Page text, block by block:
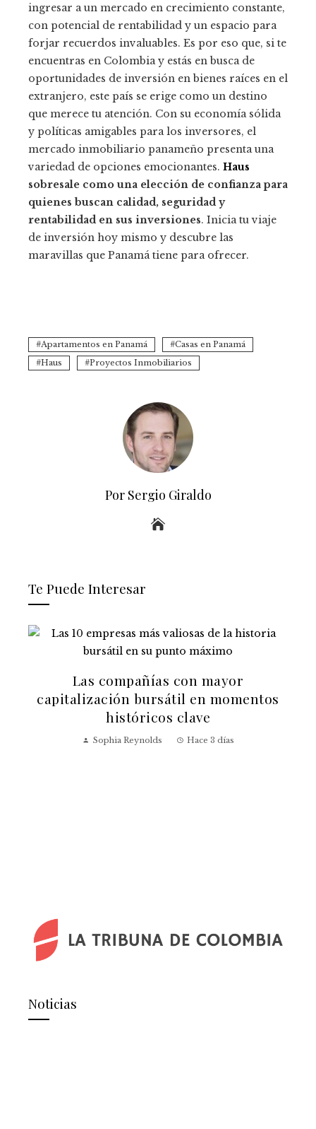
ingresar a un mercado en crecimiento constante,
con potencial de rentabilidad y un espacio para
forjar recuerdos invaluables. Es por eso que, si te
encuentras en Colombia y estás en busca de
oportunidades de inversión en bienes raíces en el
extranjero, este país se erige como un destino
que merece tu atención. Con su economía sólida
y políticas amigables para los inversores, el
mercado inmobiliario panameño presenta una
variedad de opciones emocionantes. Haus
sobresale como una elección de confianza para
quienes buscan calidad, seguridad y
rentabilidad en sus inversiones. Inicia tu viaje
de inversión hoy mismo y descubre las
maravillas que Panamá tiene para ofrecer.
Apartamentos en Panamá
Casas en Panamá
Haus
Proyectos Inmobiliarios
Por Sergio Giraldo
Te Puede Interesar
Las compañías con mayor
capitalización bursátil en momentos
históricos clave
Sophia Reynolds Hace 3 días
Noticias